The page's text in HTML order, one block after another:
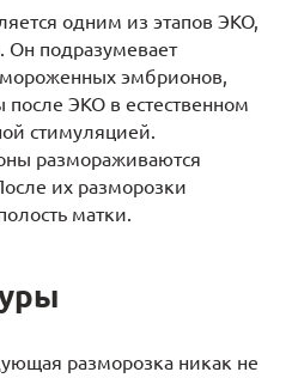
одним из этапов ЭКО,
Он подразумевает
эмбрионов,
ЭКО в естественном
стимуляцией.
размораживаются
их разморозки
матки.
разморозка никак не